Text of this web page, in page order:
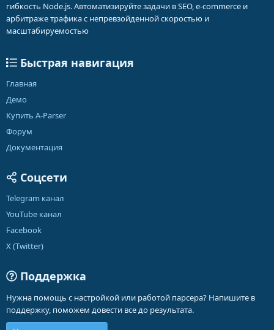
гибкость Node.js. Автоматизируйте задачи в SEO, e-commerce и
арбитраже трафика с непревзойденной скоростью и
масштабируемостью
Быстрая навигация
Главная
Демо
Купить A-Parser
Форум
Документация
Соцсети
Telegram канал
YouTube канал
Facebook
X (Twitter)
Поддержка
Нужна помощь с настройкой или работой парсера? Напишите в
поддержку, поможем довести все до результата.